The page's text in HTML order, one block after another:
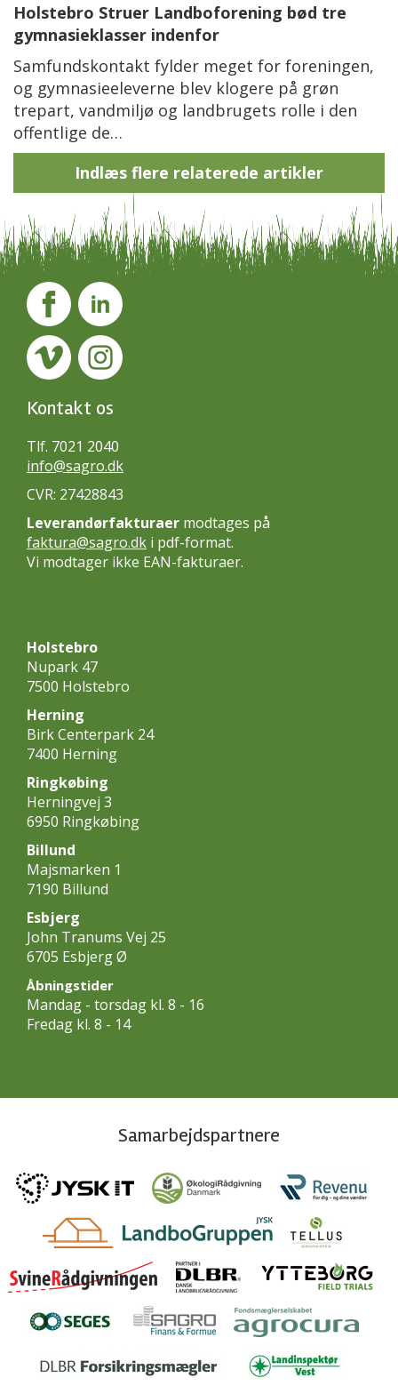
Holstebro Struer Landboforening bød tre
gymnasieklasser indenfor
Samfundskontakt fylder meget for foreningen,
og gymnasieeleverne blev klogere på grøn
trepart, vandmiljø og landbrugets rolle i den
offentlige de…
Indlæs flere relaterede artikler
Kontakt os
Tlf. 7021 2040
info@sagro.dk
CVR: 27428843
Leverandørfakturaer modtages på
faktura@sagro.dk i pdf-format.
Vi modtager ikke EAN-fakturaer.
Holstebro
Nupark 47
7500 Holstebro
Herning
Birk Centerpark 24
7400 Herning
Ringkøbing
Herningvej 3
6950 Ringkøbing
Billund
Majsmarken 1
7190 Billund
Esbjerg
John Tranums Vej 25
6705 Esbjerg Ø
Åbningstider
Mandag - torsdag kl. 8 - 16
Fredag kl. 8 - 14
Samarbejdspartnere